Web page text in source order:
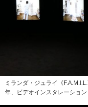
ミランダ・ジュライ《
年、ビデオインスタレーショ